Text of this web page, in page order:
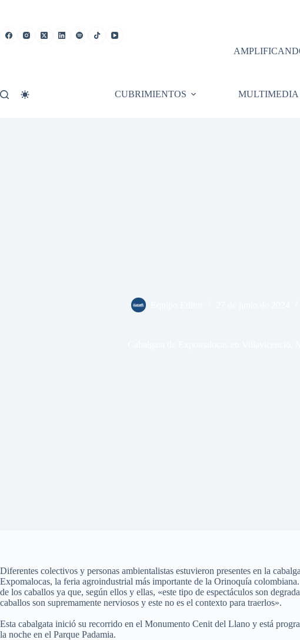
CUBRIMIENTOS MULTIMEDIA
Diferentes colectivos y personas ambientalistas estuvieron presentes en la
Expomalocas, la feria agroindustrial más importante de la Orinoquía
de los caballos ya que, según ellos y ellas, «este tipo de espectáculos son
caballos son supremamente nerviosos y este no es el contexto para traerlos».
Esta cabalgata inició su recorrido en el Monumento Cenit del Llano y está
la noche en el Parque Padamia.